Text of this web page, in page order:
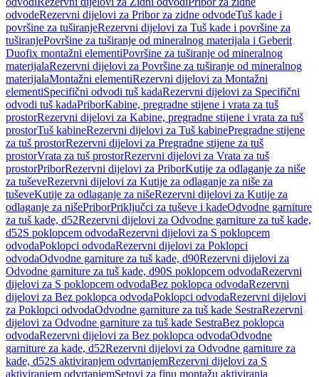
odvodeRezervni dijelovi za Pribor za zidne odvodeTuš kade i
površine za tuširanjeRezervni dijelovi za Tuš kade i površine za
tuširanjePovršine za tuširanje od mineralnog materijala i Geberit
Duofix montažni elementiPovršine za tuširanje od mineralnog
materijalaRezervni dijelovi za Površine za tuširanje od mineralnog
materijalaMontažni elementiRezervni dijelovi za Montažni
elementiSpecifični odvodi tuš kadaRezervni dijelovi za Specifični
odvodi tuš kadaPriborKabine, pregradne stijene i vrata za tuš
prostorRezervni dijelovi za Kabine, pregradne stijene i vrata za tuš
prostorTuš kabineRezervni dijelovi za Tuš kabinePregradne stijene
za tuš prostorRezervni dijelovi za Pregradne stijene za tuš
prostorVrata za tuš prostorRezervni dijelovi za Vrata za tuš
prostorPriborRezervni dijelovi za PriborKutije za odlaganje za niše
za tuševeRezervni dijelovi za Kutije za odlaganje za niše za
tuševeKutije za odlaganje za nišeRezervni dijelovi za Kutije za
odlaganje za nišePriborPriključci za tuševe i kadeOdvodne garniture
za tuš kade, d52Rezervni dijelovi za Odvodne garniture za tuš kade,
d52S poklopcem odvodaRezervni dijelovi za S poklopcem
odvodaPoklopci odvodaRezervni dijelovi za Poklopci
odvodaOdvodne garniture za tuš kade, d90Rezervni dijelovi za
Odvodne garniture za tuš kade, d90S poklopcem odvodaRezervni
dijelovi za S poklopcem odvodaBez poklopca odvodaRezervni
dijelovi za Bez poklopca odvodaPoklopci odvodaRezervni dijelovi
za Poklopci odvodaOdvodne garniture za tuš kade SestraRezervni
dijelovi za Odvodne garniture za tuš kade SestraBez poklopca
odvodaRezervni dijelovi za Bez poklopca odvodaOdvodne
garniture za kade, d52Rezervni dijelovi za Odvodne garniture za
kade, d52S aktiviranjem odvrtanjemRezervni dijelovi za S
aktiviranjem odvrtanjemSetovi za finu montažu aktiviranja